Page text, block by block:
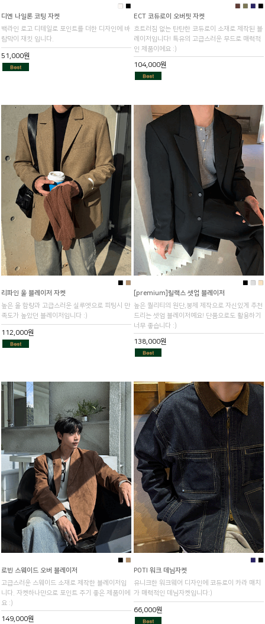
■ ■
디옌 나일론 코팅 자켓
백라인 로고 디테일로 포인트를 더한 디자인에 바
람막이 재킷 입니다.
51,000원
■ ■ ■ ■
ECT 코듀로이 오버핏 자켓
흐트러짐 없는 탄탄한 코듀로이 소재로 제작된 블
레이저입니다! 특유의 고급스러운 무드로 매력적
인 제품이에요 :)
104,000원
리파인 울 블레이저 자켓
높은 울 함량과 고급스러운 실루엣으로 피팅시 만
족도가 높았던 블레이저입니다 :)
112,000원
[premium]릴랙스 셋업 블레이저
높은 퀄리티의 원단,봉제 제작으로 자신있게 추천
드리는 셋업 블레이저예요! 단품으로도 활용하기
너무 좋습니다 :)
138,000원
■
■
로빈 스웨이드 오버 블레이저
고급스러운 스웨이드 소재로 제작한 블레이저입
니다. 자켓하나만으로 포인트 주기 좋은 제품이에
요 :)
149,000원
■ ■
POTI 워크 데님자켓
유니크한 워크웨어 디자인에 코듀로이 카라 매치
가 매력적인 데님자켓입니다:)
66,000원